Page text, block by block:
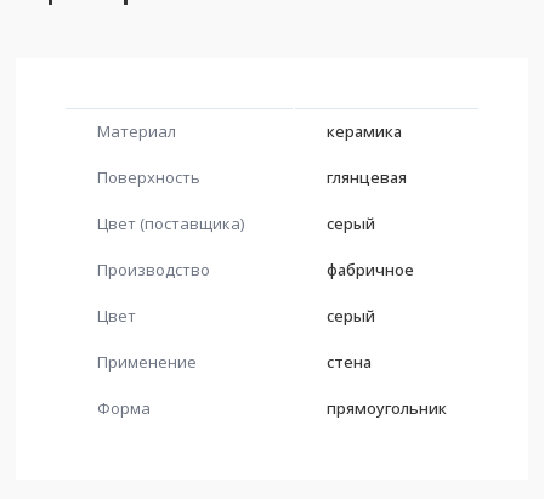
Материал керамика
Поверхность глянцевая
Цвет (поставщика) серый
Производство фабричное
Цвет серый
Применение стена
Форма прямоугольник